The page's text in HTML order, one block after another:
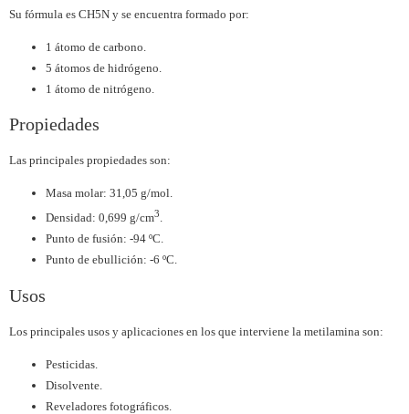
Su fórmula es CH5N y se encuentra formado por:
1 átomo de carbono.
5 átomos de hidrógeno.
1 átomo de nitrógeno.
Propiedades
Las principales propiedades son:
Masa molar: 31,05 g/mol.
Densidad: 0,699 g/cm3.
Punto de fusión: -94 ºC.
Punto de ebullición: -6 ºC.
Usos
Los principales usos y aplicaciones en los que interviene la metilamina son:
Pesticidas.
Disolvente.
Reveladores fotográficos.